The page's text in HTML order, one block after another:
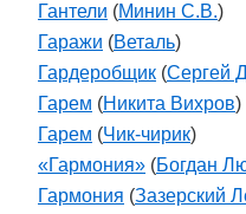
Гантели (Минин С.В.)
Гаражи (Веталь)
Гардеробщик (Сергей
Гарем (Никита Вихров)
Гарем (Чик-чирик)
«Гармония» (Богдан
Гармония (Зазерский